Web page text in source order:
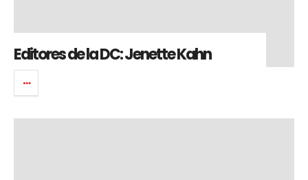
Editores de la DC: Jenette Kahn